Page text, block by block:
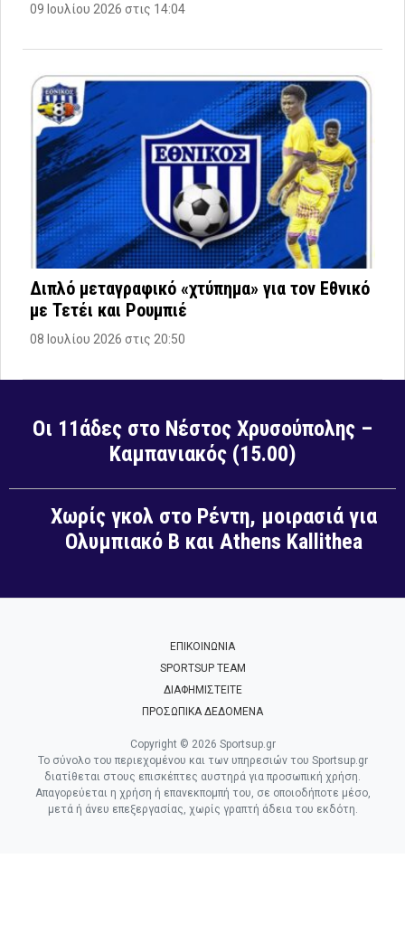
09 Ιουλίου 2026 στις 14:04
Διπλό μεταγραφικό «χτύπημα» για τον Εθνικό
με Τετέι και Ρουμπιέ
08 Ιουλίου 2026 στις 20:50
Οι 11άδες στο Νέστος Χρυσούπολης –
Καμπανιακός (15.00)
Χωρίς γκολ στο Ρέντη, μοιρασιά για
Ολυμπιακό Β και Athens Kallithea
ΕΠΙΚΟΙΝΩΝΙΑ
SPORTSUP TEAM
ΔΙΑΦΗΜΙΣΤΕΙΤΕ
ΠΡΟΣΩΠΙΚΑ ΔΕΔΟΜΕΝΑ
Copyright © 2026 Sportsup.gr
Το σύνολο του περιεχομένου και των υπηρεσιών του Sportsup.gr
διατίθεται στους επισκέπτες αυστηρά για προσωπική χρήση.
Απαγορεύεται η χρήση ή επανεκπομπή του, σε οποιοδήποτε μέσο,
μετά ή άνευ επεξεργασίας, χωρίς γραπτή άδεια του εκδότη.